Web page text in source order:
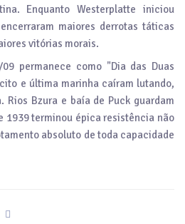
Enquanto Westerplatte iniciou
maiores derrotas táticas
vitórias morais.
permanece como "Dia das Duas
e última marinha caíram lutando,
Rios Bzura e baía de Puck guardam
1939 terminou épica resistência não
absoluto de toda capacidade